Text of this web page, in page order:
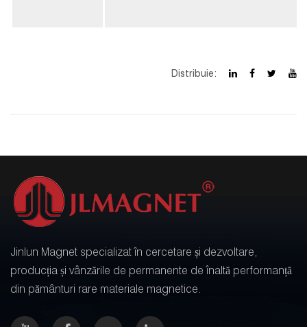
Distribuie:
Jinlun Magnet specializat în cercetare și dezvoltare,
producția și vânzările de permanente de înaltă performanță
din pământuri rare materiale magnetice.